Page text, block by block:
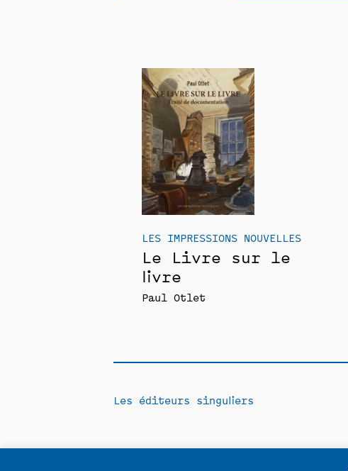
LES IMPRESSIONS NOUVELLES
Le Livre sur le
livre
Paul Otlet
Les éditeurs singuliers